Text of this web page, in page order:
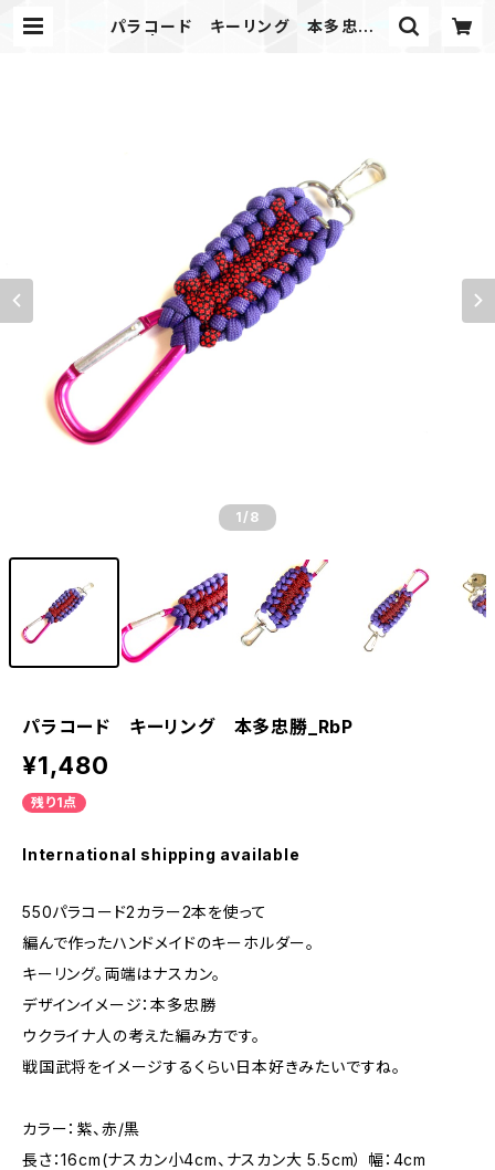
パラコード キーリング 本多忠勝_
1 /8
パラコード キーリング 本多忠勝_RbP
¥1,480
残り1点
International shipping available
550パラコード2カラー2本を使って
編んで作ったハンドメイドのキーホルダー。
キーリング。両端はナスカン。
デザインイメージ：本多忠勝
ウクライナ人の考えた編み方です。
戦国武将をイメージするくらい日本好きみたいですね。
カラー：紫、赤/黒
長さ：16cm(ナスカン小4cm、ナスカン大 5.5cm） 幅：4cm